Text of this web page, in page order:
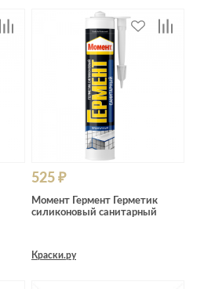
525 ₽
Момент Гермент Герметик
силиконовый санитарный
Краски.ру